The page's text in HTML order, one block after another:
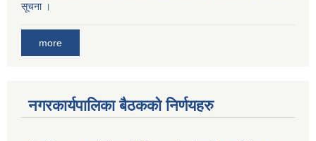
सूचना ।
more
नगरकार्यपालिका बैठकको निर्णयहरु